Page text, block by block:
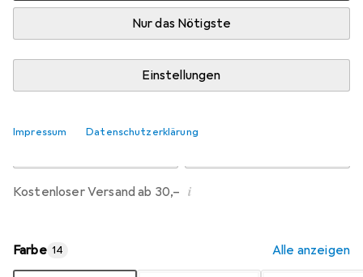
Nur das Nötigste
Einstellungen
Impressum Datenschutzerklärung
Lieferort angeben für genaue Lieferzeit
Angebot von i
BeautyHair24DE
Kostenloser Versand ab 30,– i
Farbe 14 Alle anzeigen